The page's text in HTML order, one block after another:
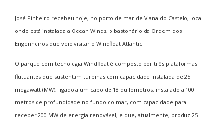
José Pinheiro recebeu hoje, no porto de mar de Viana do Castelo, local
onde está instalada a Ocean Winds, o bastonário da Ordem dos
Engenheiros que veio visitar o Windfloat Atlantic.
O parque com tecnologia Windfloat é composto por três plataformas
flutuantes que sustentam turbinas com capacidade instalada de 25
megawatt (MW), ligado a um cabo de 18 quilómetros, instalado a 100
metros de profundidade no fundo do mar, com capacidade para
receber 200 MW de energia renovável, e que, atualmente, produz 25